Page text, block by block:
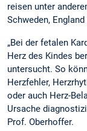
reisen unter
Schweden,
„Bei der fetalen
Herz des Kindes
untersucht. So
Herzfehler,
oder auch Herz-
Ursache
Prof. Oberhoffer.